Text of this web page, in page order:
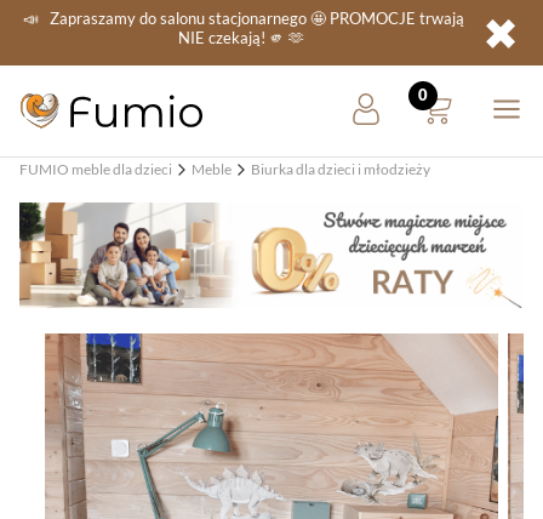
📣 Zapraszamy do salonu stacjonarnego🤩 PROMOCJE trwają
NIE czekają! 🫵 🫶 ✖
FUMIO meble dla dzieci Meble Biurka dla dzieci i młodzieży